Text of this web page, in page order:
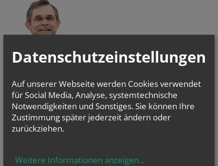
ERZBISCHOF
Tracking ID
URL
Company website
Homepage
Homepage
Verification code
Security token
NEWSLETTER
Datenschutzeinstellungen
Auf unserer Webseite werden Cookies verwendet
für Social Media, Analyse, systemtechnische
Notwendigkeiten und Sonstiges. Sie können Ihre
Zustimmung später jederzeit ändern oder
zurückziehen.
Weitere Informationen anzeigen...